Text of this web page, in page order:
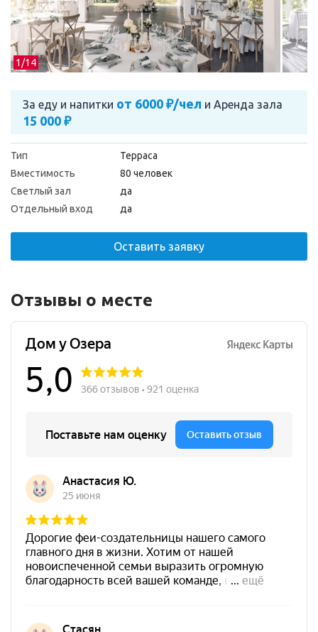
1/14
За еду и напитки от 6000 ₽/чел и Аренда зала
15 000 ₽
Тип
Терраса
Вместимость
80 человек
Светлый зал
да
Отдельный вход
да
Оставить заявку
Отзывы о месте